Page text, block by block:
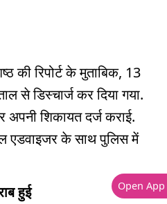
की रिपोर्ट के मुताबिक, 13
से डिस्चार्ज कर दिया गया.
अपनी शिकायत दर्ज कराई.
एडवाइजर के साथ पुलिस में
हुई
Open App